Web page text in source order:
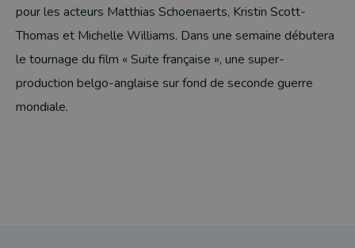
pour les acteurs Matthias Schoenaerts, Kristin Scott-
Thomas et Michelle Williams. Dans une semaine débutera
le tournage du film « Suite française », une super-
production belgo-anglaise sur fond de seconde guerre
mondiale.